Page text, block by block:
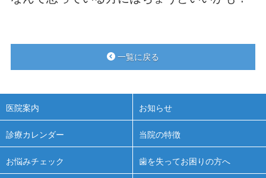
一覧に戻る
医院案内 お知らせ
診療カレンダー 当院の特徴
お悩みチェック 歯を失ってお困りの方へ